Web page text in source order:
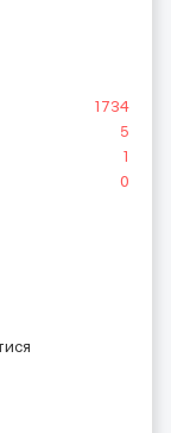
1734
5
1
0